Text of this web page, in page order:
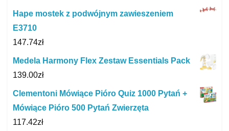
Hape mostek z podwójnym zawieszeniem
E3710
147.74zł
Medela Harmony Flex Zestaw Essentials Pack
139.00zł
Clementoni Mówiące Pióro Quiz 1000 Pytań +
Mówiące Pióro 500 Pytań Zwierzęta
117.42zł